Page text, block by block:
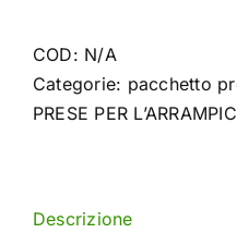
Erosione
quantità
COD: N/A
Categorie: pacchetto
PRESE PER
Descrizione